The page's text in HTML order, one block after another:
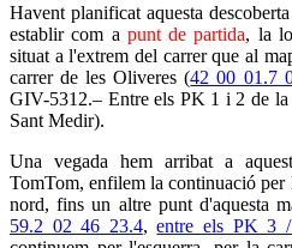
Havent planificat aquesta
establir com a punt de partida, la
situat a l'extrem del carrer que al
carrer de les Oliveres (42 00 01.7
GIV-5312.– Entre els PK 1 i 2 de
Sant Medir).
Una vegada hem arribat a
TomTom, enfilem la continuació
nord, fins un altre punt d'aquesta
59.2 02 46 23.4,entre els PK 3